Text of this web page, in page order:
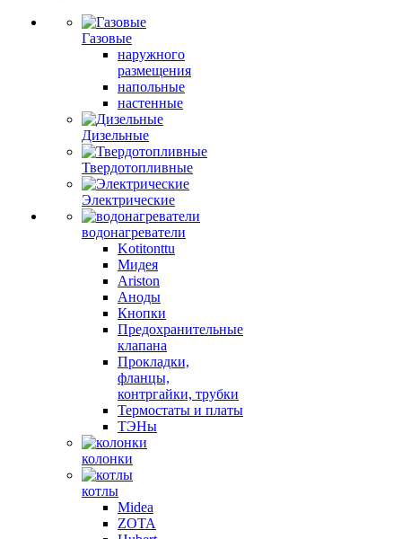
Газовые
наружного
размещения
напольные
настенные
Дизельные
Твердотопливные
Электрические
водонагреватели
Kotitonttu
Мидея
Ariston
Аноды
Кнопки
Предохранительные
клапана
Прокладки,
фланцы,
контргайки, трубки
Термостаты и платы
ТЭНы
колонки
котлы
Midea
ZOTA